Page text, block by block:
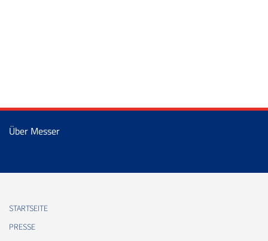
Über Messer
STARTSEITE
PRESSE